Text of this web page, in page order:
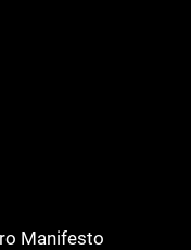
Manifesto